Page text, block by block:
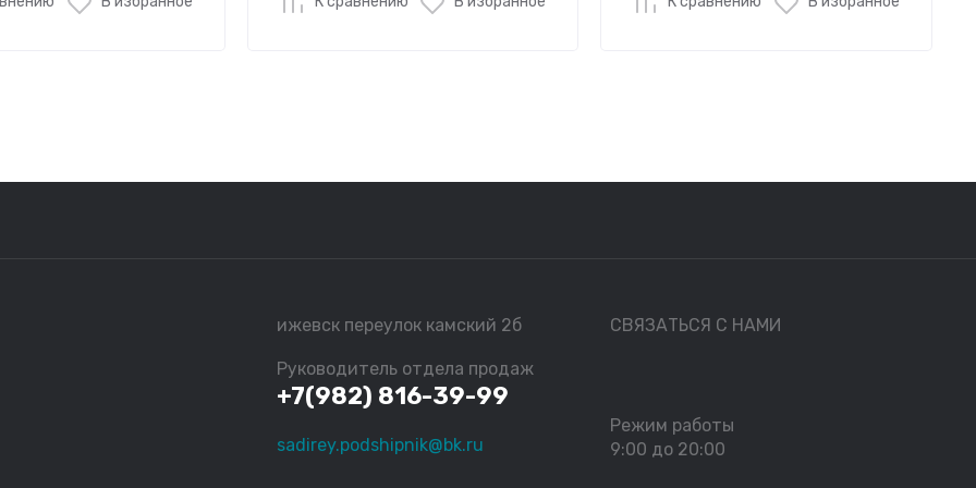
ижевск переулок камский 2б
Руководитель отдела продаж
+7(982) 816-39-99
sadirey.podshipnik@bk.ru
СВЯЗАТЬСЯ С НАМИ
Режим работы
9:00 до 20:00